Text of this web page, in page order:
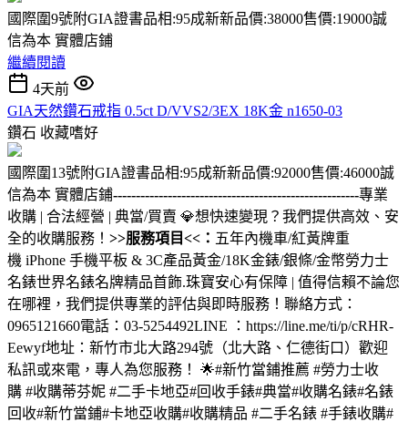
國際圍9號附GIA證書品相:95成新新品價:38000售價:19000誠
信為本 實體店鋪
繼續閱讀
4天前
GIA天然鑽石戒指 0.5ct D/VVS2/3EX 18K金 n1650-03
鑽石 收藏嗜好
國際圍13號附GIA證書品相:95成新新品價:92000售價:46000誠
信為本 實體店鋪------------------------------------------------------專業
收購 | 合法經營 | 典當/買賣 💎想快速變現？我們提供高效、安
全的收購服務！ >>服務項目<<： 五年內機車/紅黃牌重
機 iPhone 手機平板 & 3C產品黃金/18K金錶/銀條/金幣勞力士
名錶世界名錶名牌精品首飾.珠寶安心有保障 | 值得信賴不論您
在哪裡，我們提供專業的評估與即時服務！聯絡方式：
0965121660電話：03-5254492LINE ：https://line.me/ti/p/cRHR-
Eewyf地址：新竹市北大路294號（北大路、仁德街口）歡迎
私訊或來電，專人為您服務！ 🌟#新竹當鋪推薦 #勞力士收
購 #收購蒂芬妮 #二手卡地亞#回收手錶#典當#收購名錶#名錶
回收#新竹當鋪#卡地亞收購#收購精品 #二手名錶 #手錶收購#